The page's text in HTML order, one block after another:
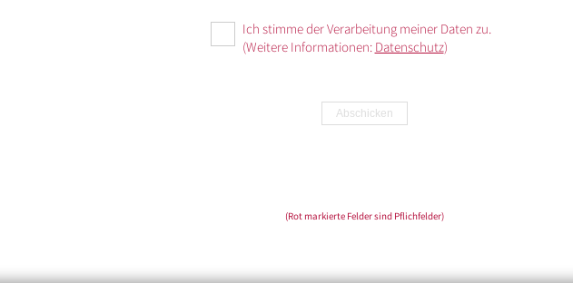
Ich stimme der Verarbeitung meiner Daten zu.
(Weitere Informationen: Datenschutz)
Abschicken
(Rot markierte Felder sind Pflichfelder)